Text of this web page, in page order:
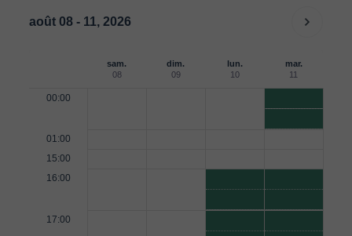
août 08 - 11, 2026
sam.
08
dim.
09
lun.
10
mar.
11
00:00
01:00
15:00
16:00
17:00